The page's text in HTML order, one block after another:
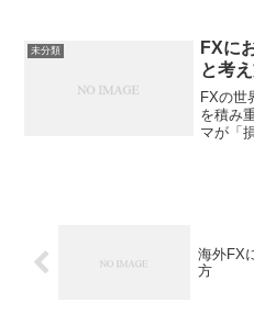
きなリ
い。し
未分類
FXに
と考
FXの世
を積み
マが「
海外FX
方